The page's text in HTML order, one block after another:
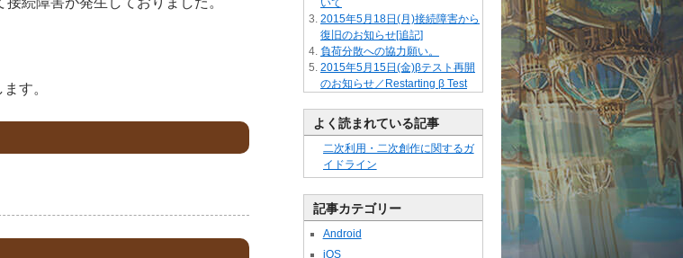
す。
いて
2015年5月18日(月)接続障害から
復旧のお知らせ[追記]
負荷分散への協力願い。
2015年5月15日(金)βテスト再開
のお知らせ／Restarting β Test
よく読まれている記事
二次利用・二次創作に関するガ
イドライン
記事カテゴリー
Android
iOS